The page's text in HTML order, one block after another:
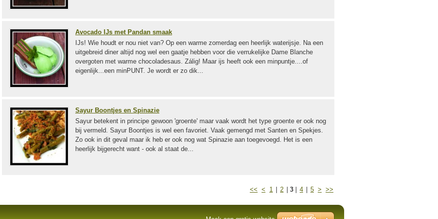
Avocado IJs met Pandan smaak
IJs! Wie houdt er nou niet van? Op een warme zomerdag een heerlijk waterijsje. Na een
uitgebreid diner altijd nog wel een gaatje hebben voor die verrukelijke Dame Blanche
overgoten met warme chocoladesaus. Zálig! Maar ijs heeft ook een minpuntje....of
eigenlijk...een minPUNT. Je wordt er zo dik...
Sayur Boontjes en Spinazie
Sayur betekent in principe gewoon 'groente' maar vaak wordt het type groente er ook nog
bij vermeld. Sayur Boontjes is wel een favoriet. Vaak gemengd met Santen en Spekjes.
Zo ook in dit geval maar ik heb er ook nog wat Spinazie aan toegevoegd. Het is een
heerlijk bijgerecht want - ook al staat de...
<< < 1 2 3 4 5 > >>